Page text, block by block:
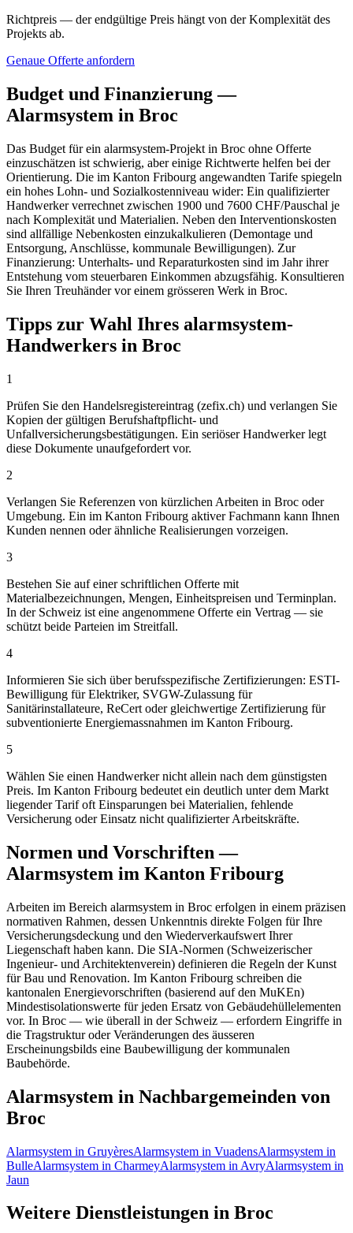
Richtpreis — der endgültige Preis hängt von der Komplexität des
Projekts ab.
Genaue Offerte anfordern
Budget und Finanzierung —
Alarmsystem in Broc
Das Budget für ein alarmsystem-Projekt in Broc ohne Offerte
einzuschätzen ist schwierig, aber einige Richtwerte helfen bei der
Orientierung. Die im Kanton Fribourg angewandten Tarife spiegeln
ein hohes Lohn- und Sozialkostenniveau wider: Ein qualifizierter
Handwerker verrechnet zwischen 1900 und 7600 CHF/Pauschal je
nach Komplexität und Materialien. Neben den Interventionskosten
sind allfällige Nebenkosten einzukalkulieren (Demontage und
Entsorgung, Anschlüsse, kommunale Bewilligungen). Zur
Finanzierung: Unterhalts- und Reparaturkosten sind im Jahr ihrer
Entstehung vom steuerbaren Einkommen abzugsfähig. Konsultieren
Sie Ihren Treuhänder vor einem grösseren Werk in Broc.
Tipps zur Wahl Ihres alarmsystem-
Handwerkers in Broc
1
Prüfen Sie den Handelsregistereintrag (zefix.ch) und verlangen Sie
Kopien der gültigen Berufshaftpflicht- und
Unfallversicherungsbestätigungen. Ein seriöser Handwerker legt
diese Dokumente unaufgefordert vor.
2
Verlangen Sie Referenzen von kürzlichen Arbeiten in Broc oder
Umgebung. Ein im Kanton Fribourg aktiver Fachmann kann Ihnen
Kunden nennen oder ähnliche Realisierungen vorzeigen.
3
Bestehen Sie auf einer schriftlichen Offerte mit
Materialbezeichnungen, Mengen, Einheitspreisen und Terminplan.
In der Schweiz ist eine angenommene Offerte ein Vertrag — sie
schützt beide Parteien im Streitfall.
4
Informieren Sie sich über berufsspezifische Zertifizierungen: ESTI-
Bewilligung für Elektriker, SVGW-Zulassung für
Sanitärinstallateure, ReCert oder gleichwertige Zertifizierung für
subventionierte Energiemassnahmen im Kanton Fribourg.
5
Wählen Sie einen Handwerker nicht allein nach dem günstigsten
Preis. Im Kanton Fribourg bedeutet ein deutlich unter dem Markt
liegender Tarif oft Einsparungen bei Materialien, fehlende
Versicherung oder Einsatz nicht qualifizierter Arbeitskräfte.
Normen und Vorschriften —
Alarmsystem im Kanton Fribourg
Arbeiten im Bereich alarmsystem in Broc erfolgen in einem präzisen
normativen Rahmen, dessen Unkenntnis direkte Folgen für Ihre
Versicherungsdeckung und den Wiederverkaufswert Ihrer
Liegenschaft haben kann. Die SIA-Normen (Schweizerischer
Ingenieur- und Architektenverein) definieren die Regeln der Kunst
für Bau und Renovation. Im Kanton Fribourg schreiben die
kantonalen Energievorschriften (basierend auf den MuKEn)
Mindestisolationswerte für jeden Ersatz von Gebäudehüllelementen
vor. In Broc — wie überall in der Schweiz — erfordern Eingriffe in
die Tragstruktur oder Veränderungen des äusseren
Erscheinungsbilds eine Baubewilligung der kommunalen
Baubehörde.
Alarmsystem in Nachbargemeinden von
Broc
Alarmsystem in GruyèresAlarmsystem in VuadensAlarmsystem in
BulleAlarmsystem in CharmeyAlarmsystem in AvryAlarmsystem in
Jaun
Weitere Dienstleistungen in Broc